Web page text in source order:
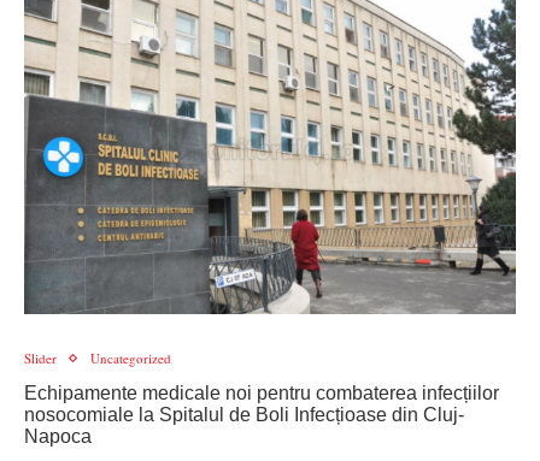
Slider Uncategorized
Echipamente medicale noi pentru combaterea infecțiilor
nosocomiale la Spitalul de Boli Infecțioase din Cluj-
Napoca